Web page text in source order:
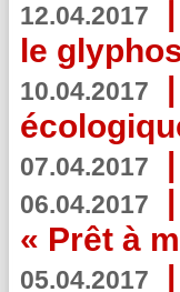
12.04.2017 |
le
10.04.2017 |
07.04.2017 |
06.04.2017 |
« Prêt à
05.04.2017 |